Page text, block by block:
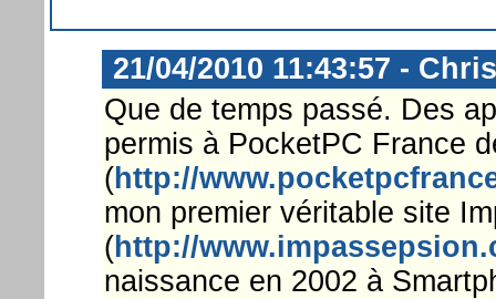
21/04/2010 11:43:57 -
Que de temps passé. Des
permis à PocketPC France
(http://
mon premier véritable site
(http://
naissance en 2002 à